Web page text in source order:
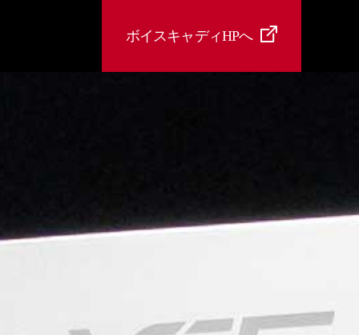
ボイスキャディHPへ